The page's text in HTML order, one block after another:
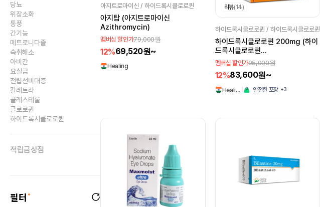
당뇨
위장소화
통풍
간기능
메트로니다졸
숙취해소
아비간
요실금
전립선비대증
칼레트라
콜레스테롤
클로로퀸
하이드록시클로로퀸
적립금상점
필터
아지트로마이신 / 하이드록시클로로퀸
아지탑 (아지트로마이신
Azithromycin)
멤버십 할인가79,000원
12%69,520원~
Healing
리뷰(14)
하이드록시클로로퀸 / 하이드록시클로로퀸
하이드록시클로로퀸 200mg (하이
드록시클로로퀸
Hydroxychloroquine 200mg)
멤버십 할인가95,000원
12%83,600원~
Heali… 안전한 포장 +3